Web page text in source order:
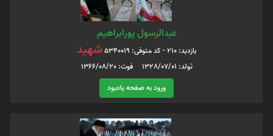
عبدالرسول پورابراهیم
بازدید: 210 - کد متوفی: 5340019 شهید
تولد: 1328/07/01 فوت: 1366/08/20
ورود به صفحه یادبود